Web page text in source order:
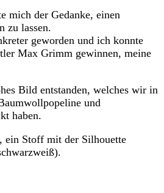
mich der Gedanke, einen
zu lassen.
geworden und ich konnte
Max Grimm gewinnen, meine
Bild entstanden, welches wir in
und
haben.
ein Stoff mit der Silhouette